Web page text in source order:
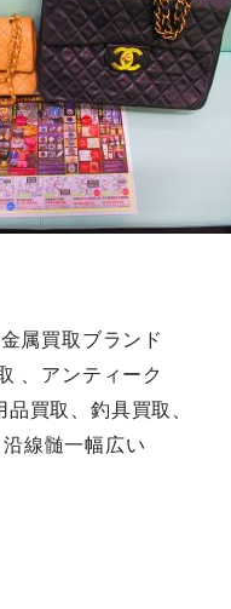
属買取ブランド
、アンティーク
買取、釣具買取、
線髄一幅広い